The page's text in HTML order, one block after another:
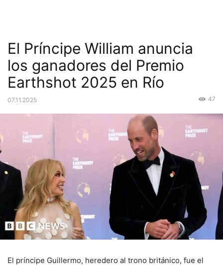
El Príncipe William anuncia
los ganadores del Premio
Earthshot 2025 en Río
07.11.2025 47
El príncipe Guillermo, heredero al trono británico, fue el